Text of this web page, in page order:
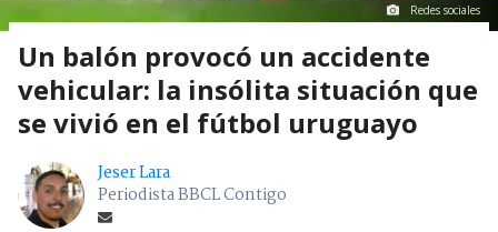
Redes sociales
Un balón provocó un accidente
vehicular: la insólita situación que
se vivió en el fútbol uruguayo
Jeser Lara
Periodista BBCL Contigo